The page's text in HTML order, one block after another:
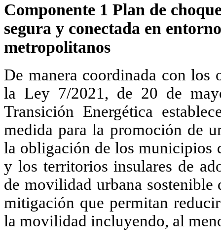
Componente 1 Plan de
segura y conectada en
metropolitanos
De manera coordinada con los
la Ley 7/2021, de 20 de
Transición Energética
medida para la promoción de
la obligación de los municipios
y los territorios insulares de
de movilidad urbana sostenible
mitigación que permitan
la movilidad incluyendo, al